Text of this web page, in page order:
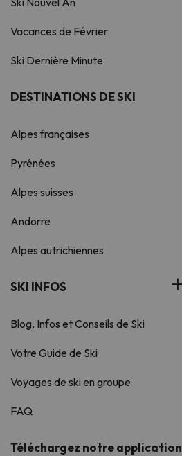
Vacances de Février
Ski Dernière Minute
DESTINATIONS DE SKI
Alpes françaises
Pyrénées
Alpes suisses
Andorre
Alpes autrichiennes
SKI INFOS
Blog, Infos et Conseils de Ski
Votre Guide de Ski
Voyages de ski en groupe
FAQ
Téléchargez notre application